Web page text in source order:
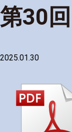
第30
2025.01.30